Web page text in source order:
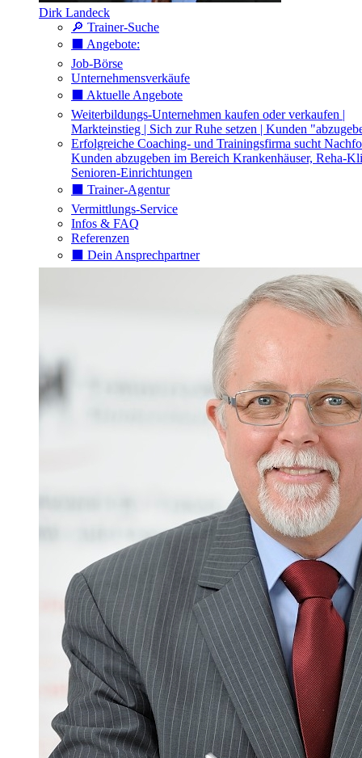
Dirk Landeck
🔎 Trainer-Suche
⬛️ Angebote:
Job-Börse
Unternehmensverkäufe
⬛️ Aktuelle Angebote
Weiterbildungs-Unternehmen kaufen oder verkaufen |
Markteinstieg | Sich zur Ruhe setzen | Kunden
Erfolgreiche Coaching- und Trainingsfirma sucht
Kunden abzugeben im Bereich Krankenhäuser, Reha-
Senioren-Einrichtungen
⬛️ Trainer-Agentur
Vermittlungs-Service
Infos & FAQ
Referenzen
⬛️ Dein Ansprechpartner